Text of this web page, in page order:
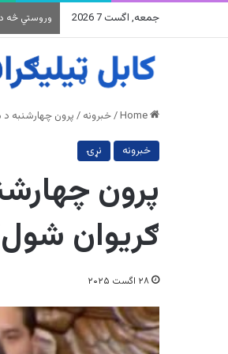
جمعه, اگست 7 2026 وروستي څه
/خبرونه / پرون چهارشنبه
خبرونه نړۍ
پرون
ګریوان
۲۸ اگست ۲۰۲۵